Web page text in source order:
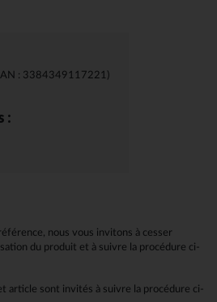
: 3384349117221)
:
nous vous invitons à cesser
du produit et à suivre la procédure ci-
article sont invités à suivre la procédure ci-